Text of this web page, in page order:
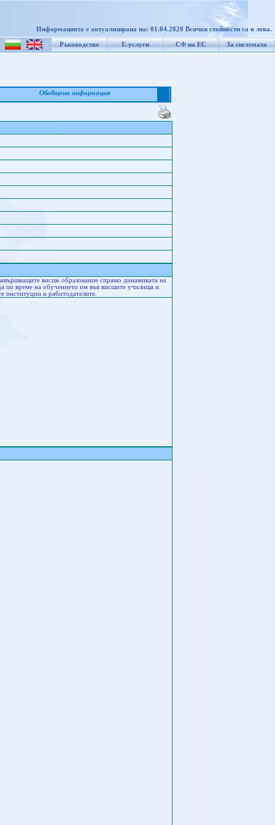
Информацията е актуализирана на: 01.04.2020 Всички стойности са в лева.
Ръководство Е-услуги СФ на ЕС За системата
Обобщена информация
висше образование спрямо динамиката на
по време на обучението им във висшите училища и
институции и работодателите.